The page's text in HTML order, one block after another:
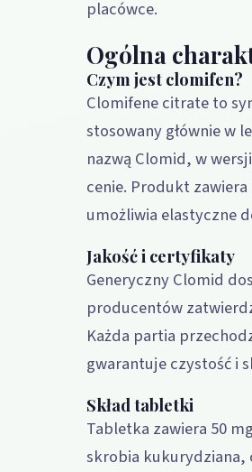
placówce.
Ogólna
Czym jest clomifen?
Clomifene citrate to
stosowany głównie w
nazwą Clomid, w
cenie. Produkt
umożliwia elastyczne
Jakość i certyfikaty
Generyczny Clomid
producentów
Każda partia
gwarantuje czystość i
Skład tabletki
Tabletka zawiera 50
skrobia kukurydziana,